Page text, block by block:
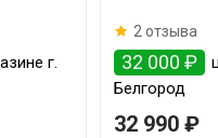
г.
2 отзыва
32 000 ₽
Белгород
32 990 ₽